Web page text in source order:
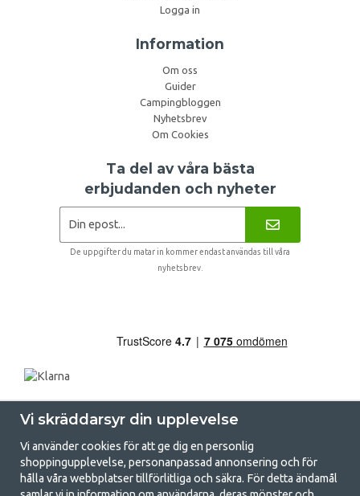
Logga in
Information
Om oss
Guider
Campingbloggen
Nyhetsbrev
Om Cookies
Ta del av våra bästa
erbjudanden och nyheter
De uppgifter du matar in kommer endast användas till våra
nyhetsbrev.
Vi skräddarsyr din upplevelse
Vi använder cookies för att ge dig en personlig
shoppingupplevelse, personanpassad annonsering och för
hålla våra webbplatser tillförlitliga och säkra. För detta ändamål